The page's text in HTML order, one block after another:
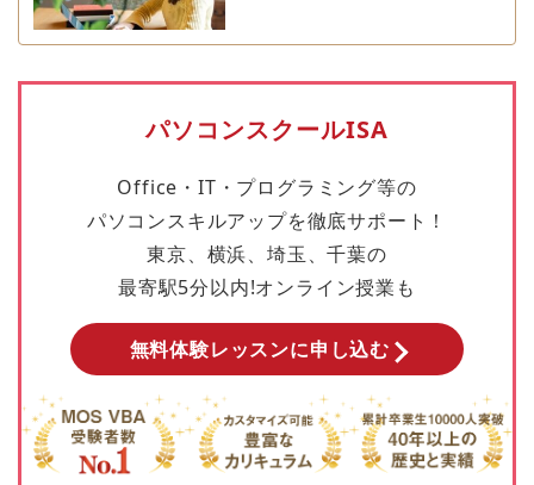
パソコンスクールISA
Office・IT・プログラミング等の
パソコンスキルアップを徹底サポート！
東京、横浜、埼玉、千葉の
最寄駅5分以内!オンライン授業も
無料体験レッスンに申し込む